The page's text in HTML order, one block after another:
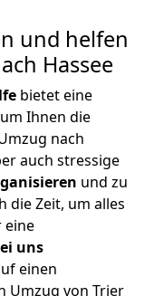
und helfen
Hassee
bietet eine
Ihnen die
nach
auch stressige
und zu
die Zeit, um alles
eine
uns
einen
Umzug von Trier